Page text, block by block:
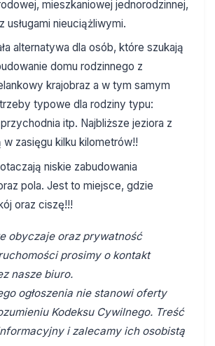
mieszkaniowej jednorodzinnej,
usługami nieuciążliwymi.
alternatywa dla osób, które szukają
domu rodzinnego z
krajobraz a w tym samym
typowe dla rodziny typu:
itp. Najbliższe jeziora z
w zasięgu kilku kilometrów!!
niskie zabudowania
pola. Jest to miejsce, gdzie
oraz ciszę!!!
obyczaje oraz prywatność
prosimy o kontakt
nasze biuro.
ogłoszenia nie stanowi oferty
Kodeksu Cywilnego. Treść
i zalecamy ich osobistą